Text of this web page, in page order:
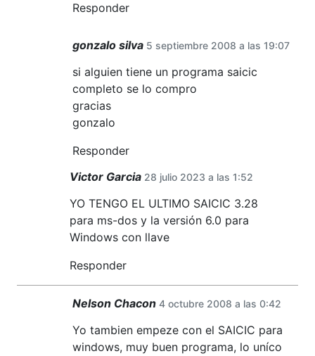
Responder
gonzalo silva 5 septiembre 2008 a las 19:07
si alguien tiene un programa saicic
completo se lo compro
gracias
gonzalo
Responder
Victor Garcia 28 julio 2023 a las 1:52
YO TENGO EL ULTIMO SAICIC 3.28
para ms-dos y la versión 6.0 para
Windows con llave
Responder
Nelson Chacon 4 octubre 2008 a las 0:42
Yo tambien empeze con el SAICIC para
windows, muy buen programa, lo uníco